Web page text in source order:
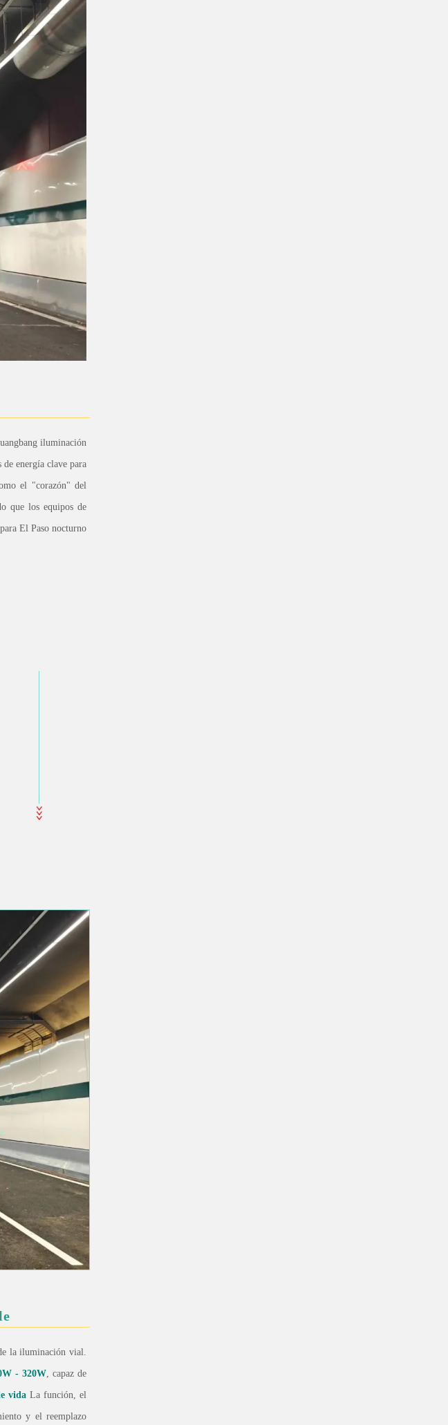
iluminación
energía clave para
el "corazón" del
que los equipos de
El Paso nocturno
la iluminación vial.
- 320W, capaz de
vida La función, el
y el reemplazo